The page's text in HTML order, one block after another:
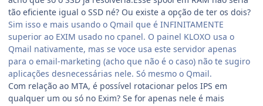
tão eficiente igual o SSD né? Ou existe a opção de ter os dois?
Sim isso e mais usando o Qmail que é INFINITAMENTE
superior ao EXIM usado no cpanel. O painel KLOXO usa o
Qmail nativamente, mas se voce usa este servidor apenas
para o email-marketing (acho que não é o caso) não te sugiro
aplicações desnecessárias nele. Só mesmo o Qmail.
Com relação ao MTA, é possível rotacionar pelos IPS em
qualquer um ou só no Exim? Se for apenas nele é mais